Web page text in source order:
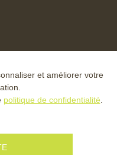
et améliorer votre
politique de confidentialité